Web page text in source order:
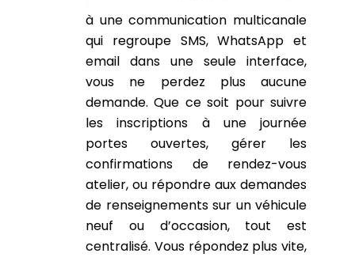
à une communication multicanale
qui regroupe SMS, WhatsApp et
email dans une seule interface,
vous ne perdez plus aucune
demande. Que ce soit pour suivre
les inscriptions à une journée
portes ouvertes, gérer les
confirmations de rendez-vous
atelier, ou répondre aux demandes
de renseignements sur un véhicule
neuf ou d’occasion, tout est
centralisé. Vous répondez plus vite,